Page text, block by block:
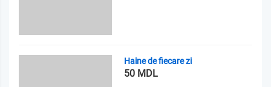
Haine de fiecare zi
50 MDL